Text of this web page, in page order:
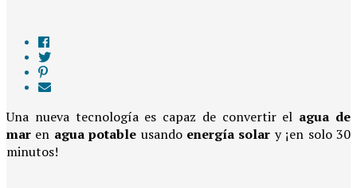
Una nueva tecnología es capaz de convertir el agua de
mar en agua potable usando energía solar y ¡en solo 30
minutos!